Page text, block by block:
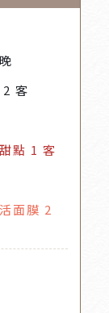
客
點 1 客
面膜 2